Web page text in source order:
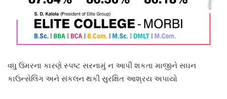
વધુ ઉંમરના કારણે સ્પષ્ટ સરનામું ન આપી શકતા માજીને સઘન
કાઉન્સેલિંગ અને સંકલન થકી સુરક્ષિત આશ્રય અપાયો